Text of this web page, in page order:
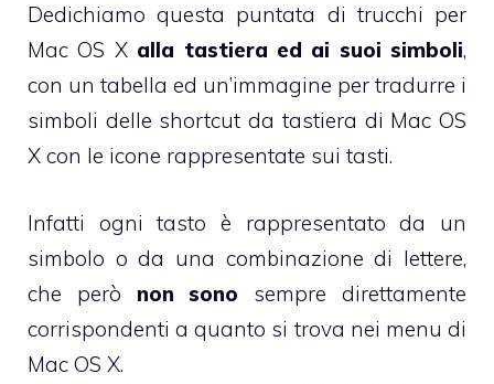
Dedichiamo questa puntata di trucchi per
Mac OS Xalla tastiera ed ai suoi simboli,
con un tabella ed un’immagine per tradurre i
simboli delle shortcut da tastiera di Mac OS
X con le icone rappresentate sui tasti.
Infatti ogni tasto è rappresentato da un
simbolo o da una combinazione di lettere,
che però non sono sempre direttamente
corrispondenti a quanto si trova nei menu di
Mac OS X.